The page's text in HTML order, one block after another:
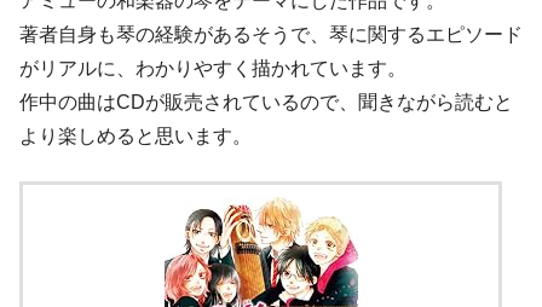
著者自身も琴の経験があるそうで、琴に関するエピソード
がリアルに、わかりやすく描かれています。
作中の曲はCDが販売されているので、聞きながら読むと
より楽しめると思います。